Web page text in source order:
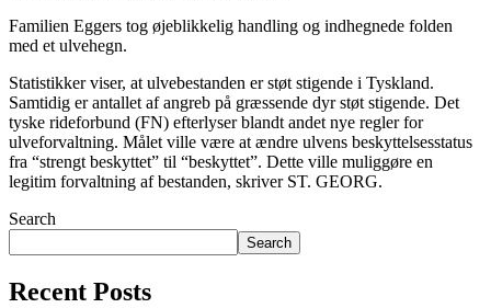
Familien Eggers tog øjeblikkelig handling og indhegnede folden
med et ulvehegn.
Statistikker viser, at ulvebestanden er støt stigende i Tyskland.
Samtidig er antallet af angreb på græssende dyr støt stigende. Det
tyske rideforbund (FN) efterlyser blandt andet nye regler for
ulveforvaltning. Målet ville være at ændre ulvens beskyttelsesstatus
fra “strengt beskyttet” til “beskyttet”. Dette ville muliggøre en
legitim forvaltning af bestanden, skriver ST. GEORG.
Search
Search
Recent Posts